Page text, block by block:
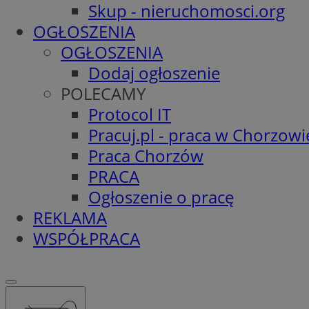
Skup - nieruchomosci.org
OGŁOSZENIA
OGŁOSZENIA
Dodaj ogłoszenie
POLECAMY
Protocol IT
Pracuj.pl - praca w
Praca Chorzów
PRACA
Ogłoszenie o pracę
REKLAMA
WSPÓŁPRACA